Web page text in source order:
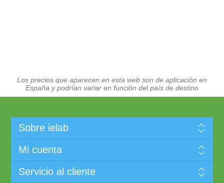
Los precios que aparecen en esta web son de aplicación en
España y podrían variar en función del país de destino
Sobre ielab
Mi cuenta
Servicio al cliente